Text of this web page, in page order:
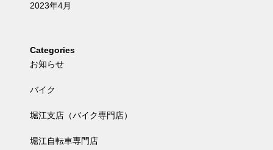
2023年4月
Categories
お知らせ
バイク
堀江支店（バイク専門店）
堀江自転車専門店